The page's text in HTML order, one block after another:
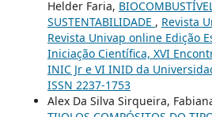
Helder Faria,
SUSTENTABILIDADE , Revista
Revista Univap online Edição
Iniciação Científica, XVI
INIC Jr e VI INID da
ISSN 2237-1753
Alex Da Silva Sirqueira,